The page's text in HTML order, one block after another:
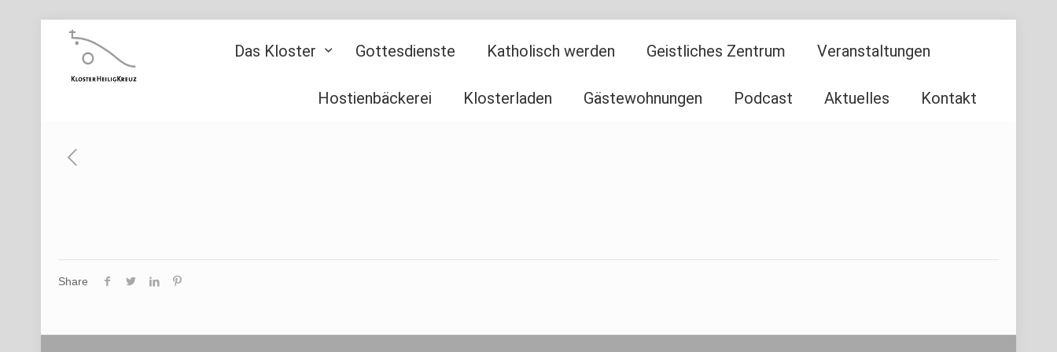
Das Kloster Gottesdienste Katholisch werden Geistliches Zentrum Veranstaltungen
Hostienbäckerei Klosterladen Gästewohnungen Podcast Aktuelles Kontakt
Share